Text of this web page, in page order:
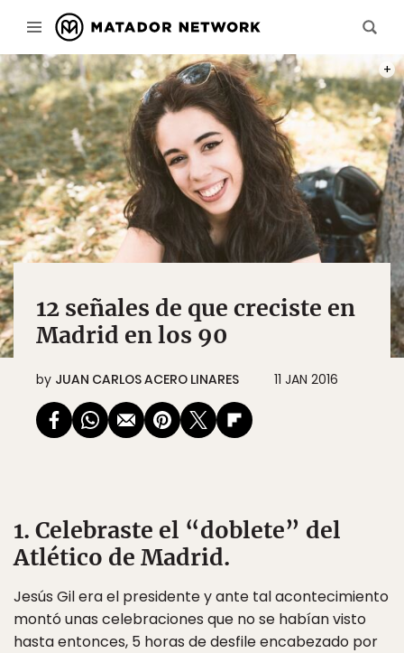
12 señales de que creciste en
Madrid en los 90
by JUAN CARLOS ACERO LINARES 11 JAN 2016
1. Celebraste el “doblete” del
Atlético de Madrid.
Jesús Gil era el presidente y ante tal acontecimiento
montó unas celebraciones que no se habían visto
hasta entonces, 5 horas de desfile encabezado por